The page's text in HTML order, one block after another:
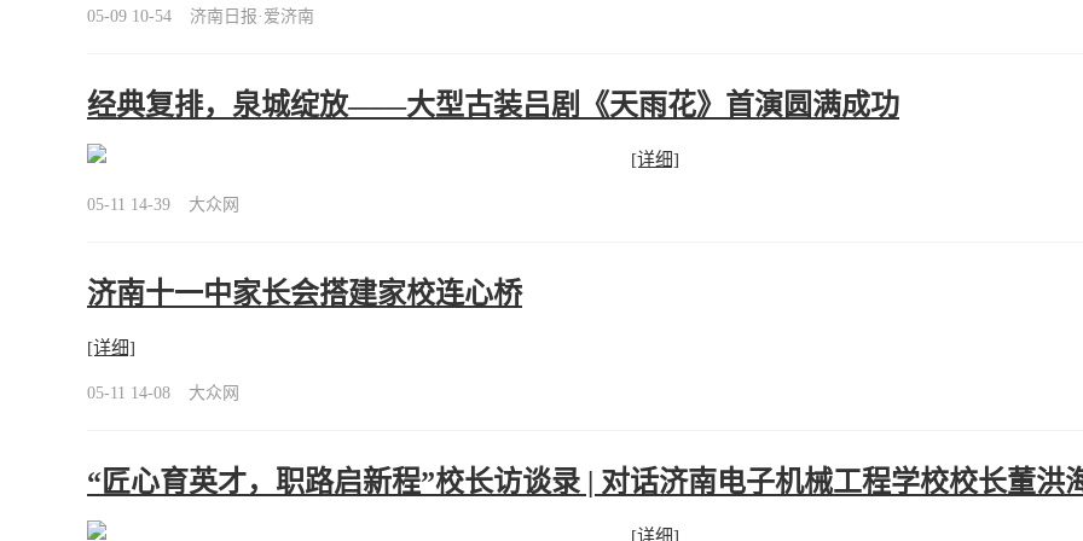
05-09 10-54 济南日报·爱济南
经典复排，泉城绽放——大型古装吕剧《天雨花》首演圆满成功
[详细]
05-11 14-39 大众网
济南十一中家长会搭建家校连心桥
[详细]
05-11 14-08 大众网
“匠心育英才，职路启新程”校长访谈录 | 对话济南电子机械工程学校校长董洪
[详细]